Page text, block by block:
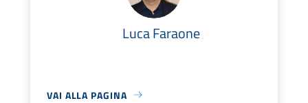
Luca Faraone
VAI ALLA PAGINA